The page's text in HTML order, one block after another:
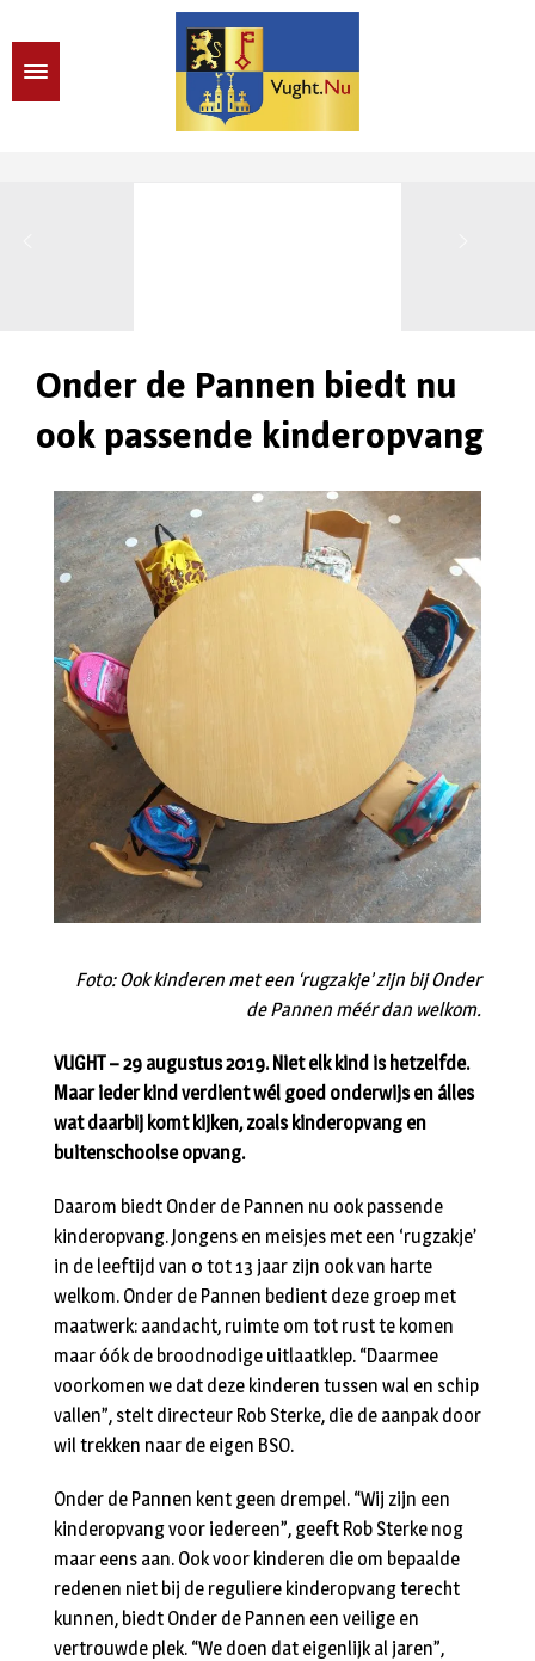
Onder de Pannen biedt nu
ook passende kinderopvang
Foto: Ook kinderen met een ‘rugzakje’ zijn bij Onder
de Pannen méér dan welkom.
VUGHT – 29 augustus 2019. Niet elk kind is hetzelfde.
Maar ieder kind verdient wél goed onderwijs en álles
wat daarbij komt kijken, zoals kinderopvang en
buitenschoolse opvang.
Daarom biedt Onder de Pannen nu ook passende
kinderopvang. Jongens en meisjes met een ‘rugzakje’
in de leeftijd van 0 tot 13 jaar zijn ook van harte
welkom. Onder de Pannen bedient deze groep met
maatwerk: aandacht, ruimte om tot rust te komen
maar óók de broodnodige uitlaatklep. “Daarmee
voorkomen we dat deze kinderen tussen wal en schip
vallen”, stelt directeur Rob Sterke, die de aanpak door
wil trekken naar de eigen BSO.
Onder de Pannen kent geen drempel. “Wij zijn een
kinderopvang voor iedereen”, geeft Rob Sterke nog
maar eens aan. Ook voor kinderen die om bepaalde
redenen niet bij de reguliere kinderopvang terecht
kunnen, biedt Onder de Pannen een veilige en
vertrouwde plek. “We doen dat eigenlijk al jaren”,